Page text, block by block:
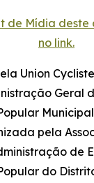
de Mídia
no link.
Union
Geral
pela
de
do